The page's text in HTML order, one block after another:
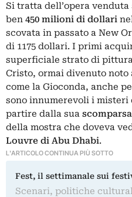
Si tratta dell’opera
ben 450 milioni di dollari
scovata in passato a New
di 1175 dollari. I primi
superficiale strato di
Cristo, ormai divenuto noto
come la Gioconda, anche
sono innumerevoli i misteri
partire dalla sua scomparsa
della mostra che doveva
Louvre di Abu Dhabi.
L'ARTICOLO CONTINUA PIÙ SOTTO
Fest, il settimanale sui
Scenari, politiche